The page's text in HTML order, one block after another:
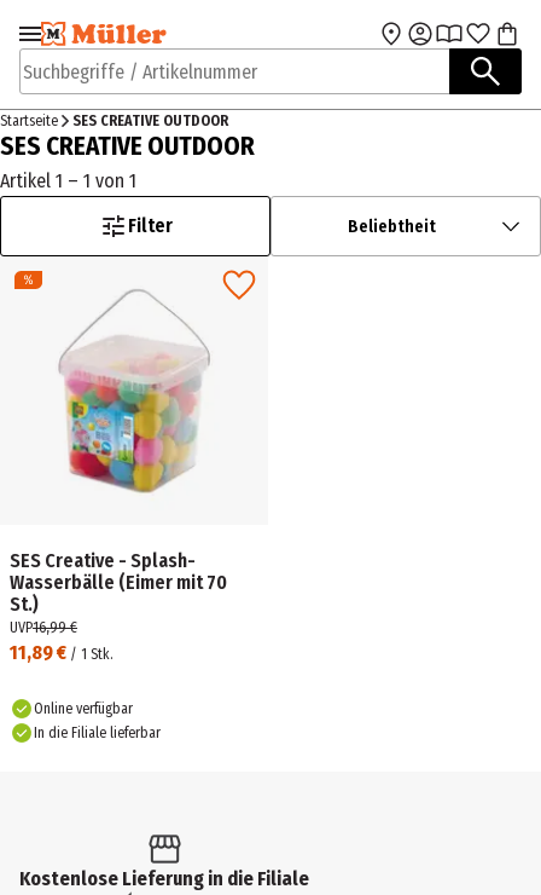
Zur Navigation
springen
Zum Hauptinhalt
Suchbegriffe / Artikelnummer
Startseite SES CREATIVE OUTDOOR
SES CREATIVE OUTDOOR
Artikel 1 – 1 von 1
Filter
Beliebtheit
SES Creative - Splash-
Wasserbälle (Eimer mit 70
St.)
11,89 € / 1 Stk.
UVP16,99 €
Online verfügbar
In die Filiale lieferbar
Kostenlose Lieferung in die Filiale